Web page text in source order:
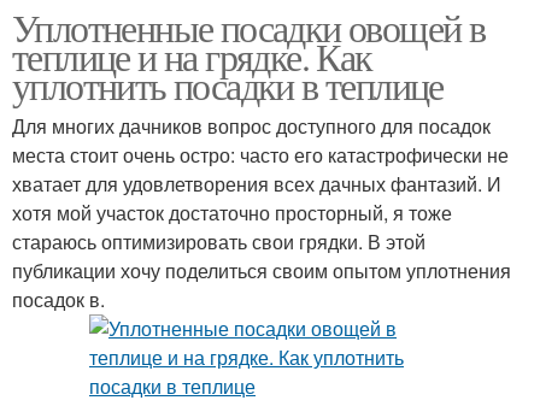
Уплотненные посадки овощей в
теплице и на грядке. Как
уплотнить посадки в теплице
Для многих дачников вопрос доступного для посадок
места стоит очень остро: часто его катастрофически не
хватает для удовлетворения всех дачных фантазий. И
хотя мой участок достаточно просторный, я тоже
стараюсь оптимизировать свои грядки. В этой
публикации хочу поделиться своим опытом уплотнения
посадок в.